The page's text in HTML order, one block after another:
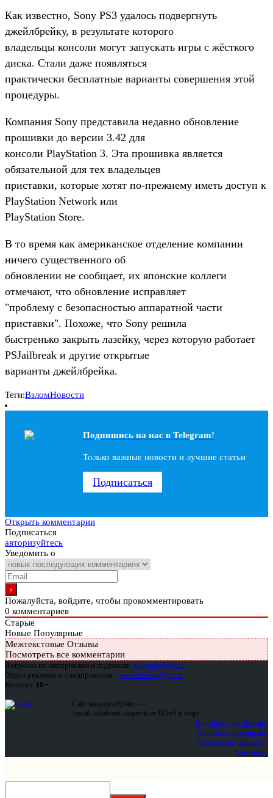
Как известно, Sony PS3 удалось подвергнуть
джейлбрейку, в результате которого
владельцы консоли могут запускать игры с жёсткого
диска. Стали даже появляться
практически бесплатные варианты совершения этой
процедуры.
Компания Sony представила недавно обновление
прошивки до версии 3.42 для
консоли PlayStation 3. Эта прошивка является
обязательной для тех владельцев
приставки, которые хотят по-прежнему иметь доступ к
PlayStation Network или
PlayStation Store.
В то время как американское отделение компании
ничего существенного об
обновлении не сообщает, их японские коллеги
отмечают, что обновление исправляет
"проблему с безопасностью аппаратной части
приставки". Похоже, что Sony решила
быстренько закрыть лазейку, через которую работает
PSJailbreak и другие открытые
варианты джейлбрейка.
Теги:ВзломНовости
Подпишись на наc в Telegram!
Только важные новости и лучшие статьи
Подписаться
Открыть комментарии
Подписаться
авторизуйтесь
Уведомить о
Пожалуйста, войдите, чтобы прокомментировать
0 комментариев
Старые
Новые Популярные
Межтекстовые Отзывы
Посмотреть все комментарии
Вопросы по материалам и подписке: support@glc.ru
Отдел рекламы и спецпроектов: yakovleva.a@glc.ru
Контент 18+
Сайт защищен Qrator —
самой забойной защитой от DDoS в мире
Подписка для физлиц
Подписка для юрлиц
Реклама на «Хакере»
Контакты